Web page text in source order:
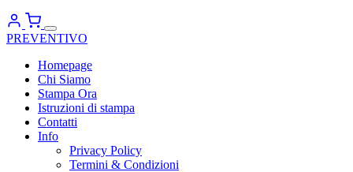
PREVENTIVO
Homepage
Chi Siamo
Stampa Ora
Istruzioni di stampa
Contatti
Info
Privacy Policy
Termini & Condizioni